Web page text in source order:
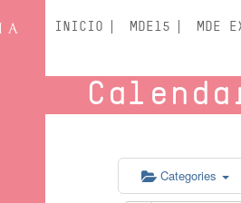
INICIO MDE15 MDE
Categories
5:00 am
6:00 am